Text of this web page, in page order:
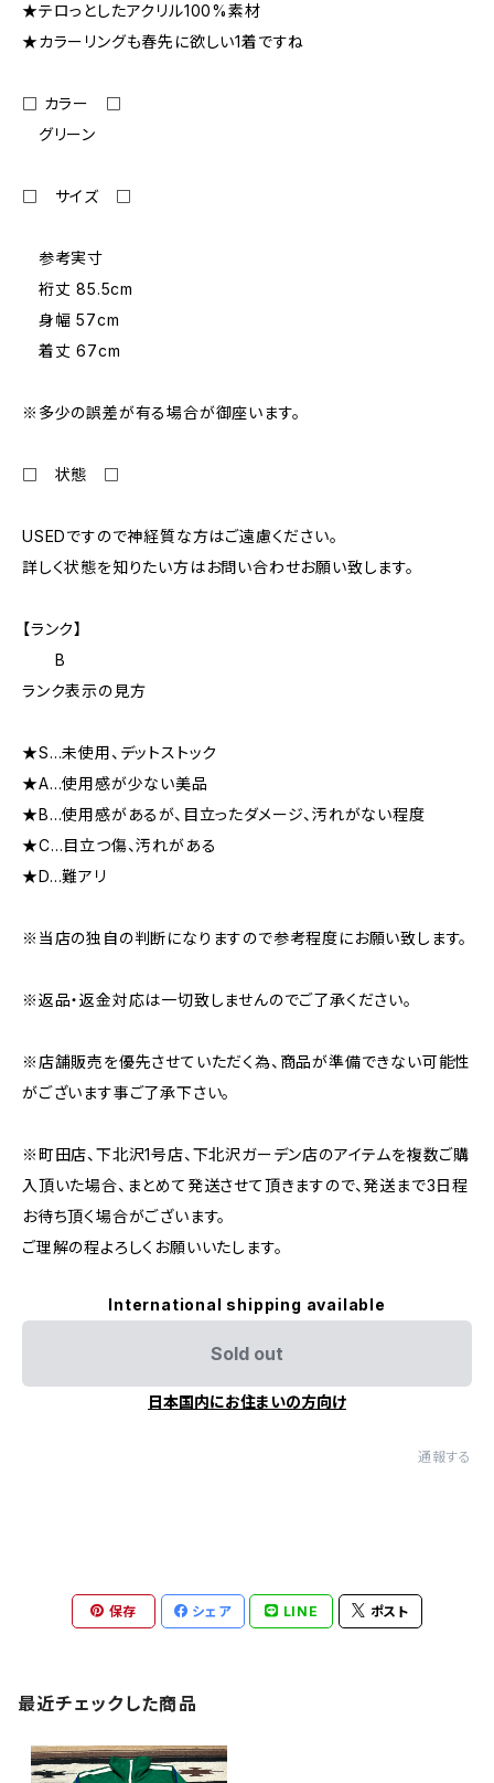
★テロっとしたアクリル100%素材
★カラーリングも春先に欲しい1着ですね
□ カラー □
グリーン
□ サイズ □
参考実寸
裄丈 85.5cm
身幅 57cm
着丈 67cm
※多少の誤差が有る場合が御座います。
□ 状態 □
USEDですので神経質な方はご遠慮ください。
詳しく状態を知りたい方はお問い合わせお願い致します。
【ランク】
B
ランク表示の見方
★S…未使用、デットストック
★A…使用感が少ない美品
★B…使用感があるが、目立ったダメージ、汚れがない程度
★C…目立つ傷、汚れがある
★D…難アリ
※当店の独自の判断になりますので参考程度にお願い致します。
※返品・返金対応は一切致しませんのでご了承ください。
※店舗販売を優先させていただく為、商品が準備できない可能性
がございます事ご了承下さい。
※町田店、下北沢1号店、下北沢ガーデン店のアイテムを複数ご購
入頂いた場合、まとめて発送させて頂きますので、発送まで3日程
お待ち頂く場合がございます。
ご理解の程よろしくお願いいたします。
International shipping available
Sold out
日本国内にお住まいの方向け
通報する
保存 シェア LINE ポスト
最近チェックした商品